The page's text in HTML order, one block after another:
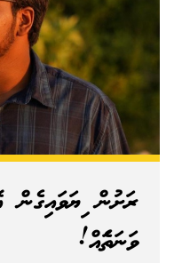
ރަށުން ކިޔަވައިގެން
ވަނަތަކެއް!